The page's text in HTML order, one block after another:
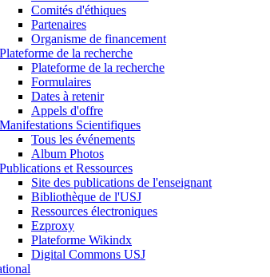
Comités d'éthiques
Partenaires
Organisme de financement
Plateforme de la recherche
Plateforme de la recherche
Formulaires
Dates à retenir
Appels d'offre
Manifestations Scientifiques
Tous les événements
Album Photos
Publications et Ressources
Site des publications de l'enseignant
Bibliothèque de l'USJ
Ressources électroniques
Ezproxy
Plateforme Wikindx
Digital Commons USJ